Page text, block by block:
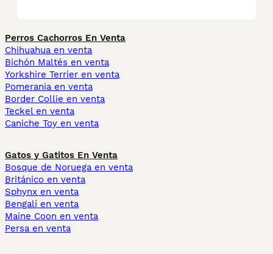
Perros Cachorros En Venta
Chihuahua en venta
Bichón Maltés en venta
Yorkshire Terrier en venta
Pomerania en venta
Border Collie en venta
Teckel en venta
Caniche Toy en venta
Gatos y Gatitos En Venta
Bosque de Noruega en venta
Británico en venta
Sphynx en venta
Bengalí en venta
Maine Coon en venta
Persa en venta